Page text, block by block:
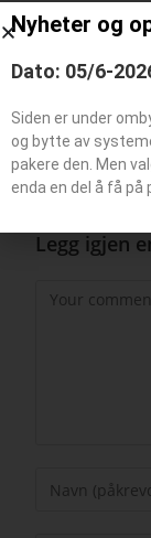
Legg igjen
Nyheter og
Dato: 05/6-
Siden er under
og bytte av
pakere den. Men
enda en del å få på